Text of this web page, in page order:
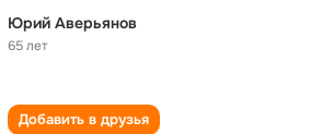
Юрий Аверьянов
65 лет
Добавить в друзья